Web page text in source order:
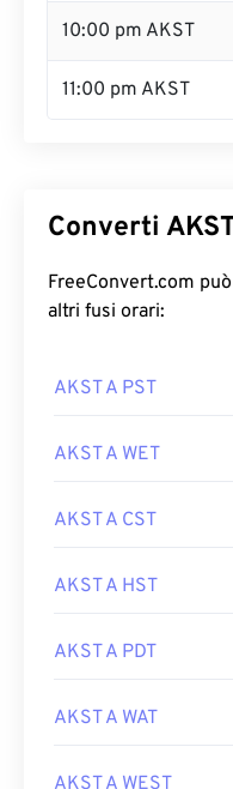
10:00 pm AKST
11:00 pm AKST
Converti
FreeConvert.com
altri fusi orari:
AKST A PST
AKST A WET
AKST A CST
AKST A HST
AKST A PDT
AKST A WAT
AKST A WEST